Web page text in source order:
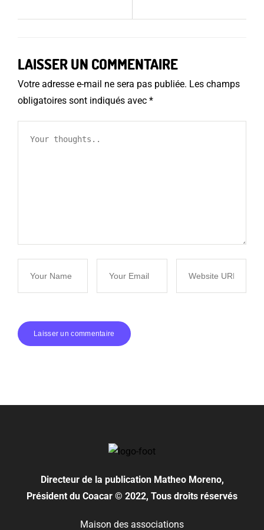
LAISSER UN COMMENTAIRE
Votre adresse e-mail ne sera pas publiée. Les champs
obligatoires sont indiqués avec *
Directeur de la publicationMatheo Moreno,
Président du Coacar © 2022, Tous droits réservés
Maison des associations